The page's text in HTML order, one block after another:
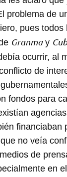
problema de
pues todos
Granmay
ocurrir, al
de
fondos para
financiaban
no veía
de
en